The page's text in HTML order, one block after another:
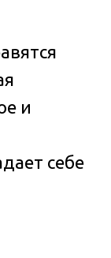
и
себе